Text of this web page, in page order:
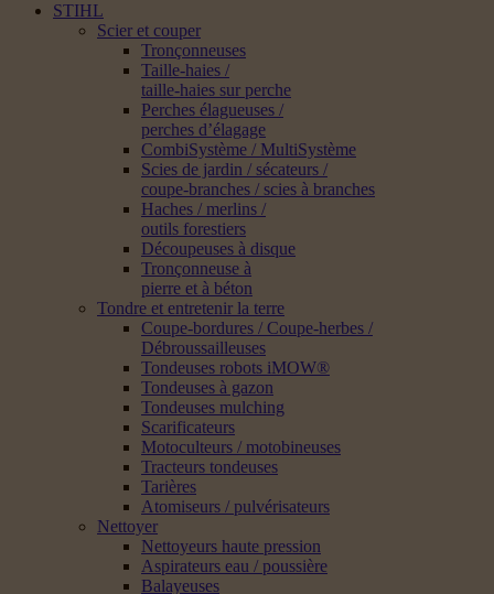
STIHL
Scier et couper
Tronçonneuses
Taille-haies /
taille-haies sur perche
Perches élagueuses /
perches d’élagage
CombiSystème / MultiSystème
Scies de jardin / sécateurs /
coupe-branches / scies à branches
Haches / merlins /
outils forestiers
Découpeuses à disque
Tronçonneuse à
pierre et à béton
Tondre et entretenir la terre
Coupe-bordures / Coupe-herbes /
Débroussailleuses
Tondeuses robots iMOW®
Tondeuses à gazon
Tondeuses mulching
Scarificateurs
Motoculteurs / motobineuses
Tracteurs tondeuses
Tarières
Atomiseurs / pulvérisateurs
Nettoyer
Nettoyeurs haute pression
Aspirateurs eau / poussière
Balayeuses